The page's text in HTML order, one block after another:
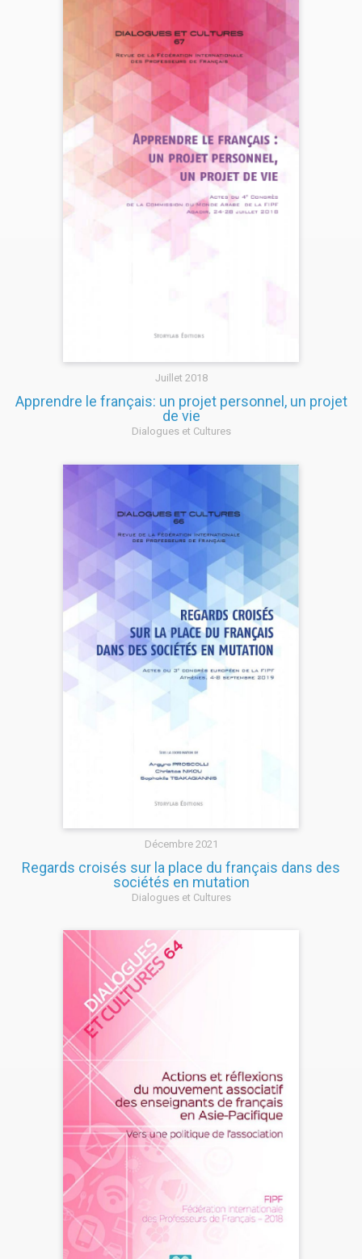
Juillet 2018
Apprendre le français: un projet personnel, un projet
de vie
Dialogues et Cultures
Décembre 2021
Regards croisés sur la place du français dans des
sociétés en mutation
Dialogues et Cultures